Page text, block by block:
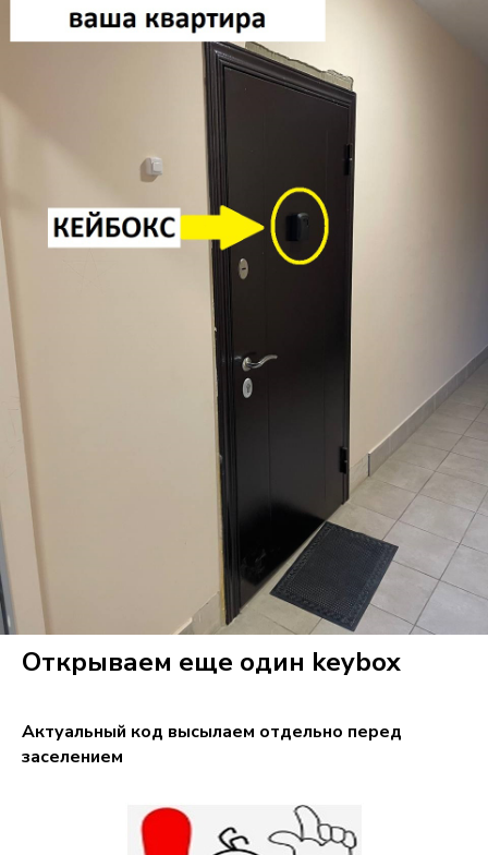
Открываем еще один keybox
Актуальный код высылаем отдельно перед
заселением